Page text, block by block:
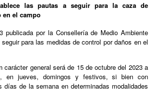
las pautas a seguir para la caza de
en el campo
publicada por la Consellería de Medio Ambiente
para las medidas de control por daños en el
carácter general será de 15 de octubre del 2023 a
en jueves, domingos y festivos, si bien con
días de la semana en determinadas modalidades